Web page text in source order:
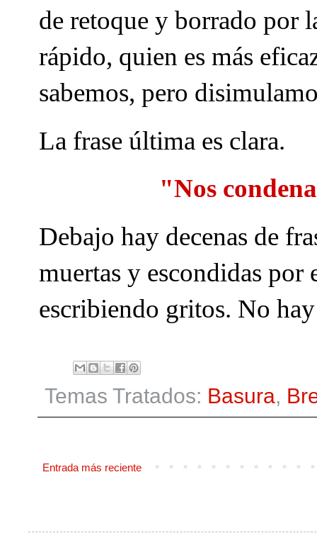
de retoque y borrado por
rápido, quien es más
sabemos, pero
La frase última es clara.
"Nos
Debajo hay decenas de
muertas y escondidas por
escribiendo gritos. No
Temas Tratados: Basura,
Entrada más reciente